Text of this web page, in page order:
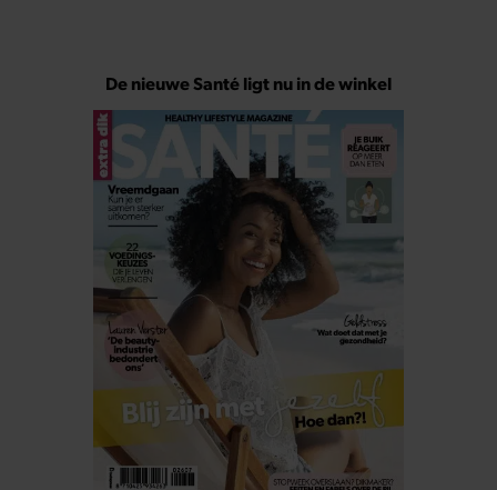
De nieuwe Santé ligt nu in de winkel